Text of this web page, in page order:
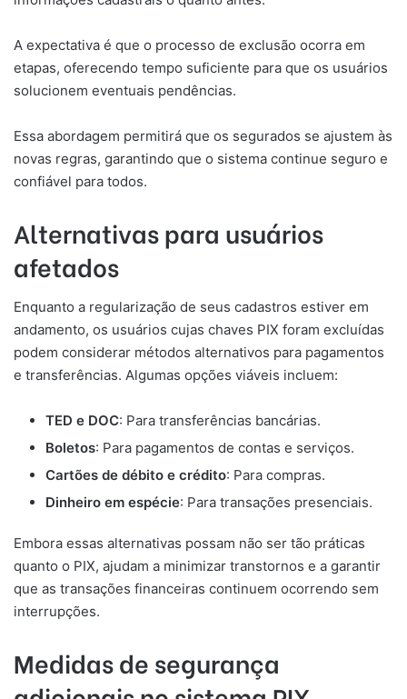
A expectativa é que o processo de exclusão ocorra em
etapas, oferecendo tempo suficiente para que os usuários
solucionem eventuais pendências.
Essa abordagem permitirá que os segurados se ajustem às
novas regras, garantindo que o sistema continue seguro e
confiável para todos.
Alternativas para usuários
afetados
Enquanto a regularização de seus cadastros estiver em
andamento, os usuários cujas chaves PIX foram excluídas
podem considerar métodos alternativos para pagamentos
e transferências. Algumas opções viáveis incluem:
TED e DOC: Para transferências bancárias.
Boletos: Para pagamentos de contas e serviços.
Cartões de débito e crédito: Para compras.
Dinheiro em espécie: Para transações presenciais.
Embora essas alternativas possam não ser tão práticas
quanto o PIX, ajudam a minimizar transtornos e a garantir
que as transações financeiras continuem ocorrendo sem
interrupções.
Medidas de segurança